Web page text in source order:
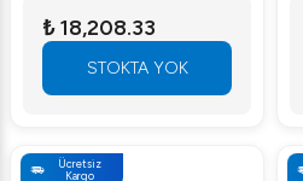
₺ 18,208.33
STOKTA YOK
Ücretsiz
Kargo